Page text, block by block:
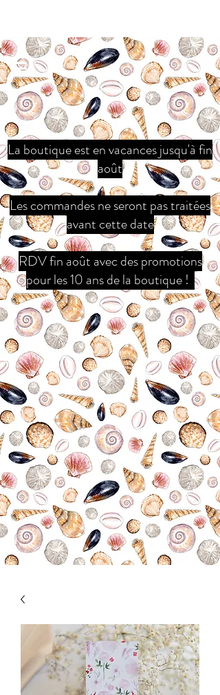
La boutique est en vacances jusqu'à fin
août
Les commandes ne seront pas traitées
avant cette date
RDV fin août avec des promotions
pour les 10 ans de la boutique !